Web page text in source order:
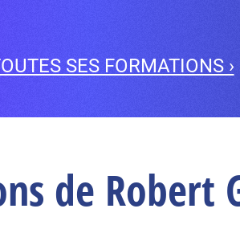
SES FORMATIONS ›
de Robert